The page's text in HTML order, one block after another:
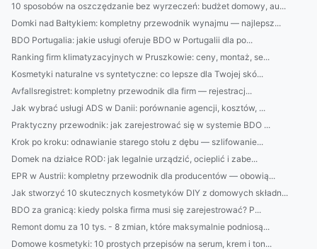
10 sposobów na oszczędzanie bez wyrzeczeń: budżet domowy, au...
Domki nad Bałtykiem: kompletny przewodnik wynajmu — najlepsz...
BDO Portugalia: jakie usługi oferuje BDO w Portugalii dla po...
Ranking firm klimatyzacyjnych w Pruszkowie: ceny, montaż, se...
Kosmetyki naturalne vs syntetyczne: co lepsze dla Twojej skó...
Avfallsregistret: kompletny przewodnik dla firm — rejestracj...
Jak wybrać usługi ADS w Danii: porównanie agencji, kosztów, ...
Praktyczny przewodnik: jak zarejestrować się w systemie BDO ...
Krok po kroku: odnawianie starego stołu z dębu — szlifowanie...
Domek na działce ROD: jak legalnie urządzić, ocieplić i zabe...
EPR w Austrii: kompletny przewodnik dla producentów — obowią...
Jak stworzyć 10 skutecznych kosmetyków DIY z domowych składn...
BDO za granicą: kiedy polska firma musi się zarejestrować? P...
Remont domu za 10 tys. - 8 zmian, które maksymalnie podniosą...
Domowe kosmetyki: 10 prostych przepisów na serum, krem i ton...